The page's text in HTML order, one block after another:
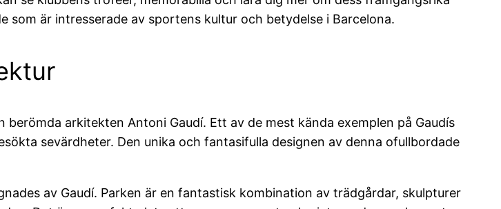
är intresserade av sportens kultur och betydelse i Barcelona.
arkitekten Antoni Gaudí. Ett av de mest kända exemplen på Gaudís
sevärdheter. Den unika och fantasifulla designen av denna ofullbordade
av Gaudí. Parken är en fantastisk kombination av trädgårdar, skulpturer